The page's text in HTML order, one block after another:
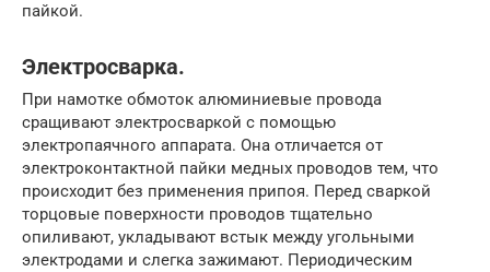
пайкой.
Электросварка.
При намотке обмоток алюминиевые провода
сращивают электросваркой с помощью
электропаячного аппарата. Она отличается от
электроконтактной пайки медных проводов тем, что
происходит без применения припоя. Перед сваркой
торцовые поверхности проводов тщательно
опиливают, укладывают встык между угольными
электродами и слегка зажимают. Периодическим